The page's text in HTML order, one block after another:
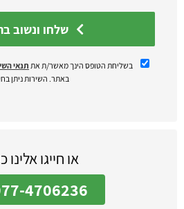
בשליחת הטופס הינך מאשר/ת את תנאי
באתר. השירות ניתן
או חייגו
4706236